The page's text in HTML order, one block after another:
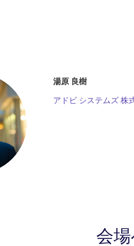
湯原 良樹
アドビ システムズ
会